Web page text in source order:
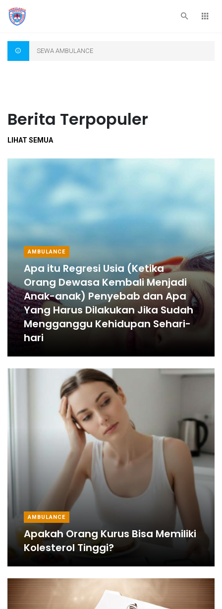
SEWA AMBULANCE
Berita Terpopuler
LIHAT SEMUA
AMBULANCE
Apa itu Regresi Usia (Ketika
Orang Dewasa Kembali Menjadi
Anak-anak) Penyebab dan Apa
Yang Harus Dilakukan Jika Sudah
Mengganggu Kehidupan Sehari-
hari
AMBULANCE
Apakah Orang Kurus Bisa Memiliki
Kolesterol Tinggi?